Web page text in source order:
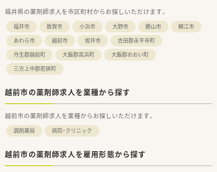
【職場環境と雰囲気】
■真面目で優しい人柄のスタッフが多く在籍しており、人間関係
が良好で穏やかな雰囲気の中で働けます
■会社全体で「医療は高度な接遇業」と捉えており、患者様一人
ひとりに寄り添う温かい対応を心がけています
■教育担当によるOJT研修や集合研修など、中途入社の方でも安
心して業務に馴染めるサポート体制があります
■調剤業務だけでなく、接遇やマナーもしっかりと学び、薬剤師
く長く勤めたいと考えている方に最適です
■複数の診療科に対応することで臨床知識を深め、薬剤師として
の専門性を磨きたい方に向いている環境です
福井県の薬剤師求人を市区町村からお探しいただけます。
福井市 敦賀市 小浜市 大野市 勝山市
鯖江市
あわら市
越前市 坂井市
吉田郡永平寺町
丹生郡越前町
大飯郡高浜町
大飯郡おおい町
三方上中郡若狭町
越前市の薬剤師求人を業種から探す
越前市の薬剤師求人を業種からお探しいただけます。
調剤薬局 病院・クリニック
越前市の薬剤師求人を雇用形態から探す